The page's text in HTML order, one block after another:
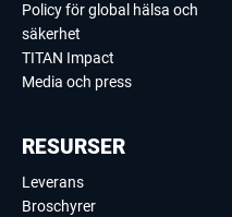
Policy för global hälsa och
säkerhet
TITAN Impact
Media och press
RESURSER
Leverans
Broschyrer